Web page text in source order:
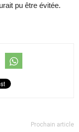
pu être évitée.
Prochain article